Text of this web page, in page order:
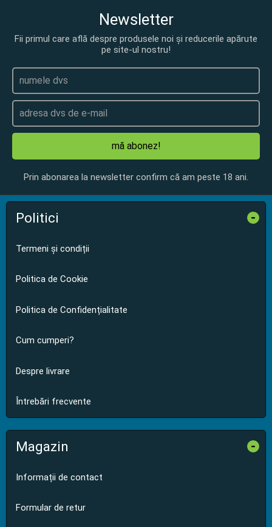
Newsletter
Fii primul care află despre produsele noi și reducerile apărute
pe site-ul nostru!
mă abonez!
Prin abonarea la newsletter confirm că am peste 18 ani.
Politici -
Termeni și condiții
Politica de Cookie
Politica de Confidențialitate
Cum cumperi?
Despre livrare
Întrebări frecvente
Magazin -
Informații de contact
Formular de retur